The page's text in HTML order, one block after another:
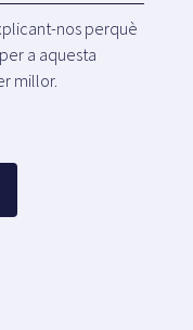
nos perquè
a aquesta
millor.